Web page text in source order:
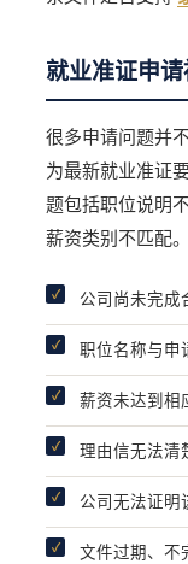
就业准证申
很多申请问题并
为最新就业准证
题包括职位说明
薪资类别不匹配。
公司尚未完成
职位名称与申
薪资未达到相
理由信无法清
公司无法证明
文件过期、不